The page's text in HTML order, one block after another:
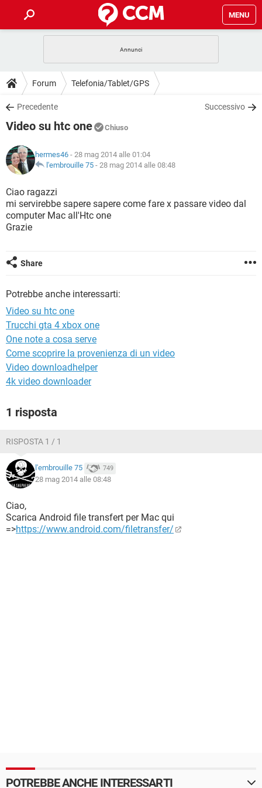
MENU
INTRATTENIMENTO ANDROID
iOS
INSTAGRAM
TIKTOK
HARDWARE
GUIDE
COVID-19 GAMING
INSTAGRAM WHATSAPP
TIKTOK
HARDWARE
DOWNLOAD
COVID-19
INTRATTENIMENTO
iOS WINDOWS 10
INSTAGRAM
TIKTOK FACEBOOK
HARDWARE
COVID-19 GAMING
INTRATTENIMENTO
iOS
INSTAGRAM
HARDWARE
GLOSSARIO
COVID-19
INTRATTENIMENTO ANDROID
iOS
TIKTOK
Forum Telefonia/Tablet/GPS
Precedente Successivo
Video su htc one Chiuso
hermes46 - 28 mag 2014 alle 01:04
l'embrouille 75 - 28 mag 2014 alle 08:48
Ciao ragazzi
mi servirebbe sapere sapere come fare x passare video dal
computer Mac all'Htc one
Grazie
Share
Potrebbe anche interessarti:
Video su htc one
Trucchi gta 4 xbox one
One note a cosa serve
Come scoprire la provenienza di un video
Video downloadhelper
4k video downloader
1 risposta
RISPOSTA 1 / 1
l'embrouille 75 749
28 mag 2014 alle 08:48
Ciao,
Scarica Android file transfert per Mac qui
=>https://www.android.com/filetransfer/
POTREBBE ANCHE INTERESSARTI